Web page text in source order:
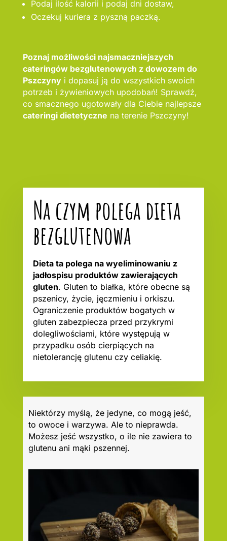
Podaj ilość kalorii i podaj dni dostaw,
Oczekuj kuriera z pyszną paczką.
Poznaj możliwości najsmaczniejszych
cateringów bezglutenowych z dowozem do
Pszczynyi dopasuj ją do wszystkich swoich
potrzeb i żywieniowych upodobań! Sprawdź,
co smacznego ugotowały dla Ciebie najlepsze
cateringi dietetyczne na terenie Pszczyny!
Na czym polega dieta
bezglutenowa
Dieta ta polega na wyeliminowaniu z
jadłospisu produktów zawierających
gluten. Gluten to białka, które obecne są
pszenicy, życie, jęczmieniu i orkiszu.
Ograniczenie produktów bogatych w
gluten zabezpiecza przed przykrymi
dolegliwościami, które występują w
przypadku osób cierpiących na
nietolerancję glutenu czy celiakię.
Niektórzy myślą, że jedyne, co mogą jeść,
to owoce i warzywa. Ale to nieprawda.
Możesz jeść wszystko, o ile nie zawiera to
glutenu ani mąki pszennej.